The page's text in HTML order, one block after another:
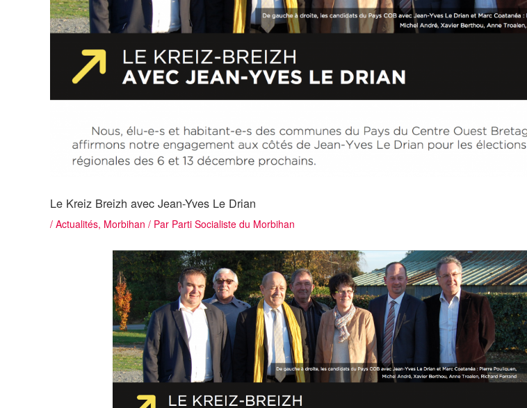
Le Kreiz Breizh avec Jean-Yves Le Drian
/ Actualités, Morbihan / Par Parti Socialiste du Morbihan